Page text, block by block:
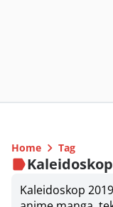
Home Tag
Kaleidoskop